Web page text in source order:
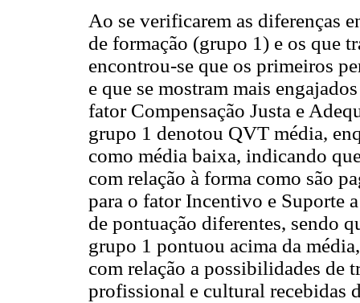
Ao se verificarem as diferenças
de formação (grupo 1) e os que
encontrou-se que os primeiros
e que se mostram mais
fator Compensação Justa e
grupo 1 denotou QVT média,
como média baixa, indicando
com relação à forma como são
para o fator Incentivo e Suporte
de pontuação diferentes, sendo
grupo 1 pontuou acima da
com relação a possibilidades de
profissional e cultural recebidas